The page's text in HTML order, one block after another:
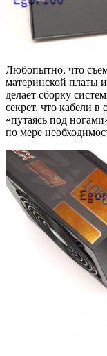
Любопытно, что
материнской платы
делает сборку
секрет, что кабели
«путаясь под
по мере